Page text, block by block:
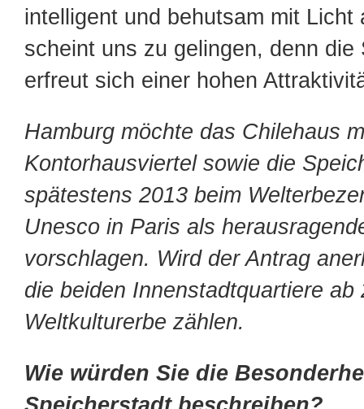
intelligent und behutsam mit Licht
scheint uns zu gelingen, denn die
erfreut sich einer hohen
Hamburg möchte das Chilehaus
Kontorhausviertel sowie die
spätestens 2013 beim
Unesco in Paris als
vorschlagen. Wird der Antrag
die beiden Innenstadtquartiere ab
Weltkulturerbe zählen.
Wie würden Sie die